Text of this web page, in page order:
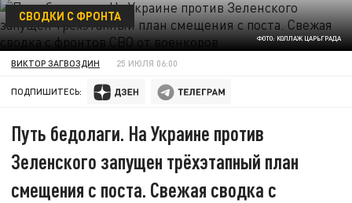
ФОТО: КОЛЛАЖ ЦАРЬГРАДА
СВОДКИ С ФРОНТА
ВИКТОР ЗАГВОЗДИН 25 ИЮЛЯ 06:00
ПОДПИШИТЕСЬ:
Путь бедолаги. На Украине против
Зеленского запущен трёхэтапный план
смещения с поста. Свежая сводка с